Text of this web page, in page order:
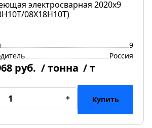
электросварная 2020х9
08Х18Н10Т)
9
Россия
руб. / тонна / т
+ Купить